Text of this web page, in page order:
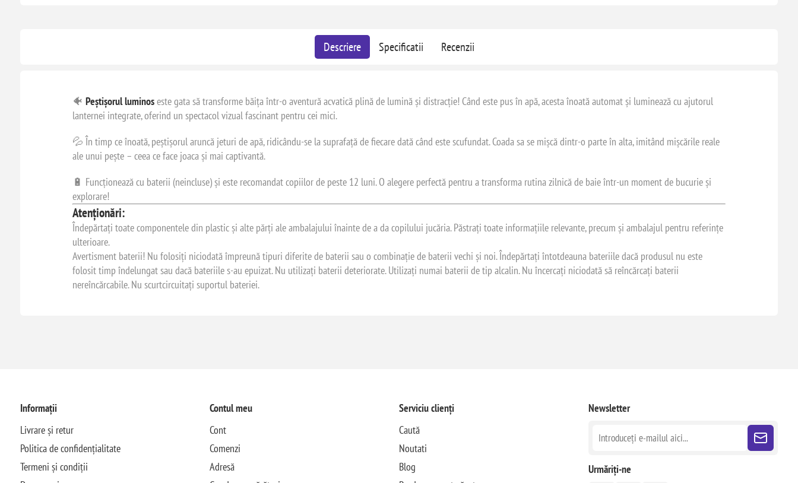
Descriere Specificatii Recenzii
🐠 Peștișorul luminoseste gata să transforme băița într-o aventură acvatică plină de lumină și distracție! Când este pus în apă, acesta înoată automat și luminează cu ajutorul
lanternei integrate, oferind un spectacol vizual fascinant pentru cei mici.
💦 În timp ce înoată, peștișorul aruncă jeturi de apă, ridicându-se la suprafață de fiecare dată când este scufundat. Coada sa se mișcă dintr-o parte în alta, imitând mișcările reale
ale unui pește – ceea ce face joaca și mai captivantă.
🔋 Funcționează cu baterii (neincluse) și este recomandat copiilor de peste 12 luni. O alegere perfectă pentru a transforma rutina zilnică de baie într-un moment de bucurie și
explorare!
Atenționări:
Îndepărtați toate componentele din plastic și alte părți ale ambalajului înainte de a da copilului jucăria. Păstrați toate informațiile relevante, precum și ambalajul pentru referințe
ulterioare.
Avertisment baterii! Nu folosiți niciodată împreună tipuri diferite de baterii sau o combinație de baterii vechi și noi. Îndepărtați întotdeauna bateriile dacă produsul nu este
folosit timp îndelungat sau dacă bateriile s-au epuizat. Nu utilizați baterii deteriorate. Utilizați numai baterii de tip alcalin. Nu încercați niciodată să reîncărcați baterii
nereîncărcabile. Nu scurtcircuitați suportul bateriei.
Informații
Livrare și retur
Politica de confidențialitate
Termeni și condiții
Contul meu
Cont
Comenzi
Adresă
Serviciu clienți
Caută
Noutati
Blog
Newsletter
Urmăriți-ne